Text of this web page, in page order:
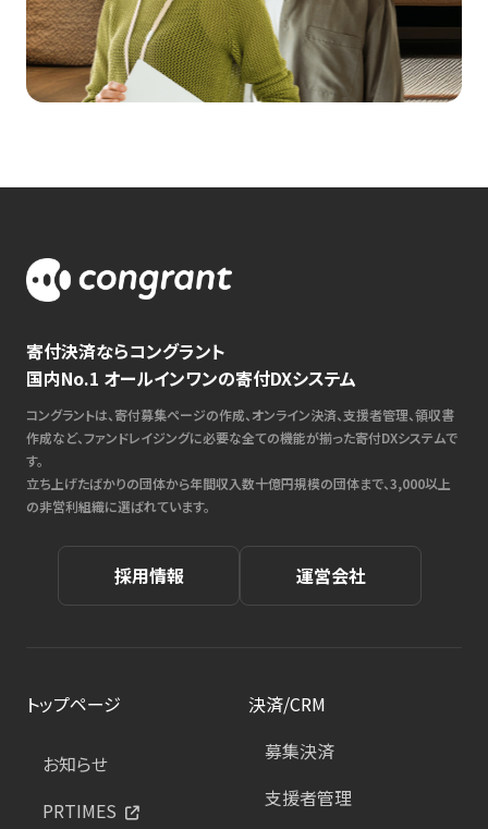
寄付決済ならコングラント
国内No.1 オールインワンの寄付DXシステム
コングラントは、寄付募集ページの作成、オンライン決済、支援者管理、領収書
作成など、ファンドレイジングに必要な全ての機能が揃った寄付DXシステムで
す。
立ち上げたばかりの団体から年間収入数十億円規模の団体まで、3,000以上
の非営利組織に選ばれています。
採用情報 運営会社
トップページ
お知らせ
PRTIMES
決済/CRM
募集決済
支援者管理